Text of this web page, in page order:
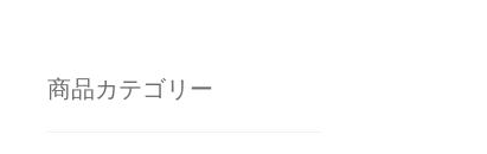
商品カテゴリー